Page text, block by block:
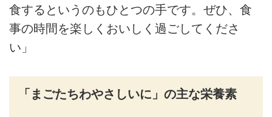
食するというのもひとつの手です。ぜひ、食
事の時間を楽しくおいしく過ごしてくださ
い」
「まごたちわやさしいに」の主な栄養素